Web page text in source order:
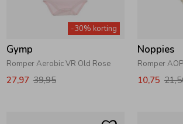
-30% korting
Gymp
Romper Aerobic VR Old Rose
27,97 39,95
Noppies
Romper
10,75